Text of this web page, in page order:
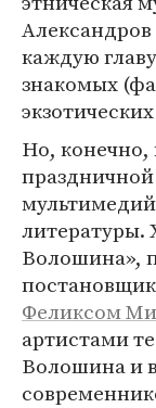
Александров
каждую
знакомых
Но,
литературы.
Волошина»,
Феликсом
артистами
Волошина и